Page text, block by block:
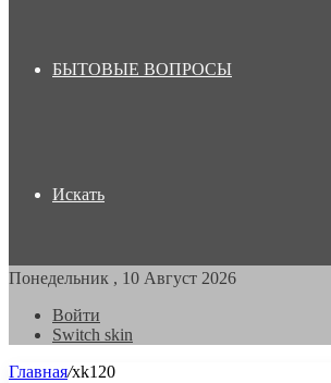
БЫТОВЫЕ ВОПРОСЫ
Искать
Понедельник , 10 Август 2026
Войти
Switch skin
Главная/xk120